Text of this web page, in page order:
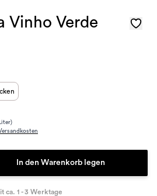
Vinho Verde
In den Warenkorb legen
ca. 1 - 3 Werktage